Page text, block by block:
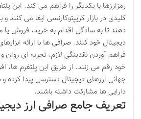
رمزارزها با یکدیگر را فراهم می کند. این
کلیدی در بازار کریپتوکارنسی ایفا می کنند و
دهند تا به سادگی اقدام به خرید، فروش یا
دیجیتال خود کنند. صرافی ها با ارائه
فراهم آوردن نقدینگی لازم، تجربه ای روان و
خود رقم می زنند. از طریق این پلتفرم ها،
جهانی ارزهای دیجیتال دسترسی پیدا کرده و
دارایی ها مشارکت داشته باشند.
تعریف جامع صرافی ارز